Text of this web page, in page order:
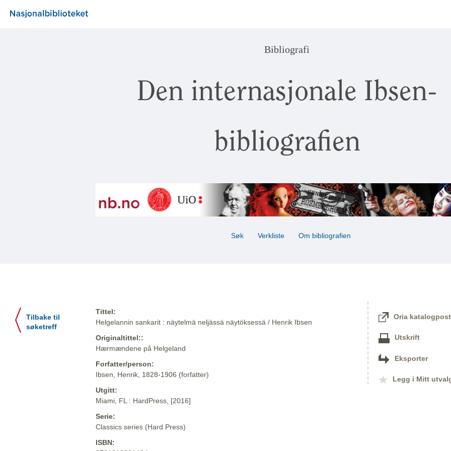
Bibliografi
Den internasjonale Ibsen-
bibliografien
Søk Verkliste Om bibliografien
Tilbake til
søketreff
Tittel:
Helgelannin sankarit : näytelmä neljässä näytöksessä / Henrik Ibsen
Originaltittel::
Hærmændene på Helgeland
Forfatter/person:
Ibsen, Henrik, 1828-1906 (forfatter)
Utgitt:
Miami, FL : HardPress, [2016]
Serie:
Classics series (Hard Press)
ISBN:
Oria katalogpost
Utskrift
Eksporter
Legg i Mitt